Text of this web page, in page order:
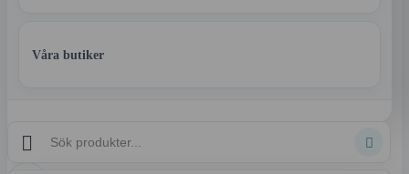
Våra butiker
 